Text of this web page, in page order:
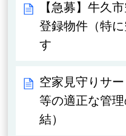
【急募】牛久
登録物件（特
す
空家見守りサ
等の適正な管
結）